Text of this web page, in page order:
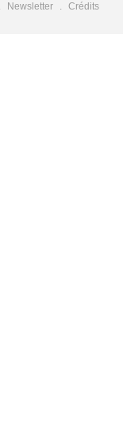
Newsletter Crédits